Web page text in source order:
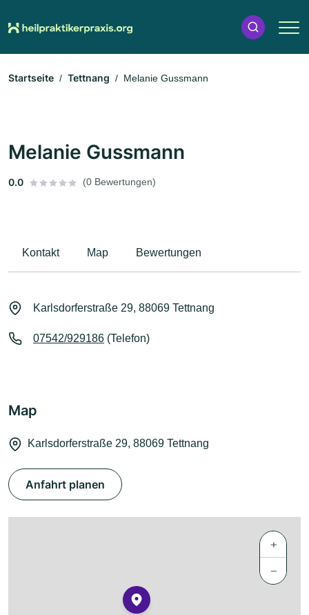
Startseite Tettnang Melanie Gussmann
Melanie Gussmann
0.0 (0 Bewertungen)
Kontakt Map Bewertungen
Karlsdorferstraße 29, 88069 Tettnang
07542/929186 (Telefon)
Map
Karlsdorferstraße 29, 88069 Tettnang
Anfahrt planen
+
−